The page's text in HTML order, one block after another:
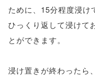
ために、15分程度浸け
ひっくり返して浸けて
とができます。
浸け置きが終わったら